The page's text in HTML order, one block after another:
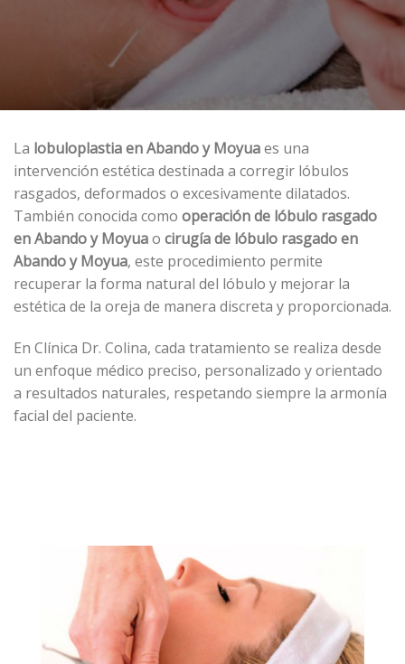
La lobuloplastia en Abando y Moyuaes una
intervención estética destinada a corregir lóbulos
rasgados, deformados o excesivamente dilatados.
También conocida como operación de lóbulo rasgado
en Abando y Moyuao cirugía de lóbulo rasgado en
Abando y Moyua, este procedimiento permite
recuperar la forma natural del lóbulo y mejorar la
estética de la oreja de manera discreta y proporcionada.
En Clínica Dr. Colina, cada tratamiento se realiza desde
un enfoque médico preciso, personalizado y orientado
a resultados naturales, respetando siempre la armonía
facial del paciente.